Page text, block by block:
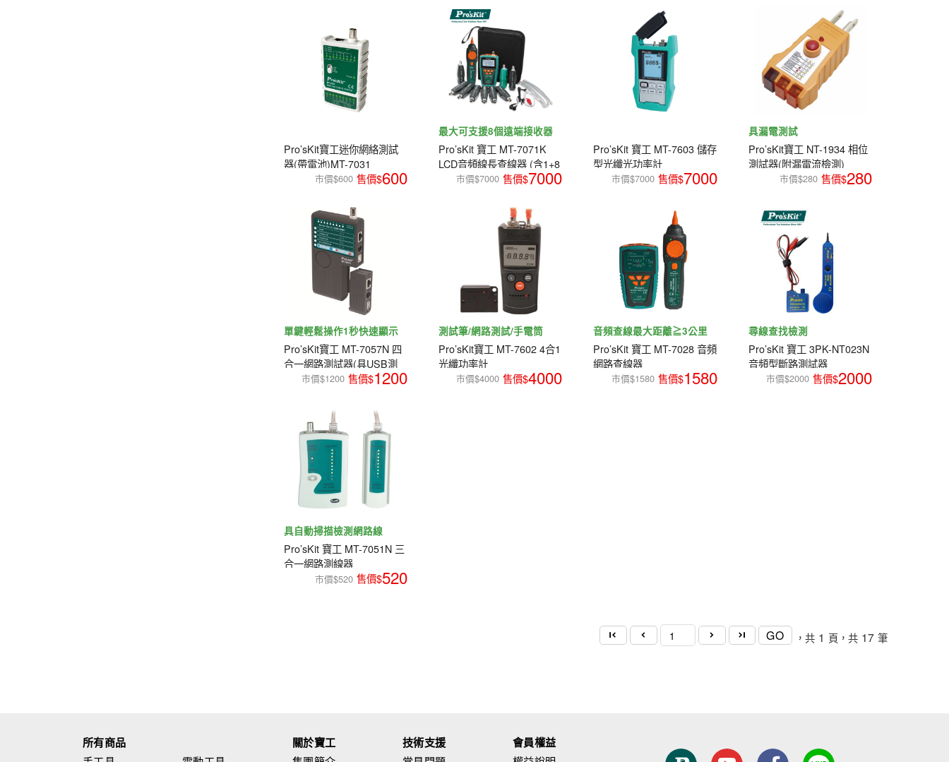
Pro’sKit寶工迷你網絡測試
器(帶電池)MT-7031
市價$600 600
最大可支援8個遠端接收器
Pro’sKit 寶工 MT-7071K
LCD音頻線長查線器 (含1+8
個遠端器)
市價$7000 7000
Pro’sKit 寶工 MT-7603 儲存
型光纖光功率計
市價$7000 7000
具漏電測試
Pro’sKit寶工 NT-1934 相位
測試器(附漏電流檢測)
市價$280 280
單鍵輕鬆操作1秒快速顯示
Pro’sKit寶工 MT-7057N 四
合一網路測試器(具USB測
市價$1200 1200
測試筆/網路測試/手電筒
Pro’sKit寶工 MT-7602 4合1
光纖功率計
市價$4000 4000
音頻查線最大距離≧3公里
Pro’sKit 寶工 MT-7028 音頻
網路查線器
市價$1580 1580
尋線查找檢測
Pro’sKit 寶工 3PK-NT023N
音頻型斷路測試器
市價$2000 2000
具自動掃描檢測網路線
Pro’sKit 寶工 MT-7051N 三
合一網路測線器
市價$520 520
GO ，共 1 頁，共 17 筆
所有商品 關於寶工 技術支援 會員權益